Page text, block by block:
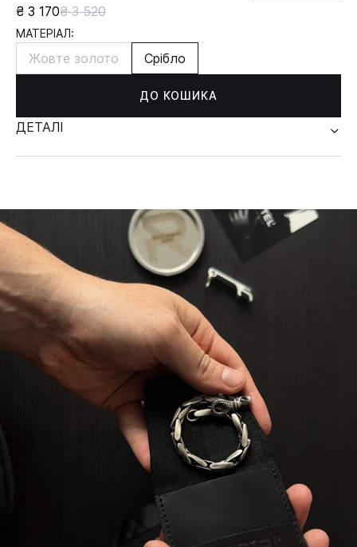
₴ 3 170₴ 3 520
МАТЕРІАЛ:
Жовте золото Срібло
ДО КОШИКА
ДЕТАЛІ